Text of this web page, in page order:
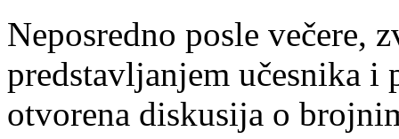
Neposredno posle večere,
predstavljanjem učesnika i
otvorena diskusija o